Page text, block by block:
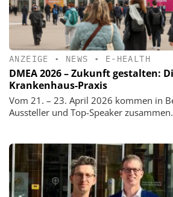
ANZEIGE • NEWS • E-HEALTH
DMEA 2026 – Zukunft gestalten:
Krankenhaus-Praxis
Vom 21. – 23. April 2026 kommen in
Aussteller und Top-Speaker zusammen.